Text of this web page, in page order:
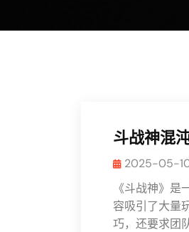
斗战神混
2025-05-10
《斗战神》
容吸引了大量
巧，还要求团